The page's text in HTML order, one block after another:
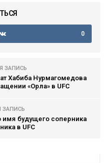
0
ЗАПИСЬ
Хабиба Нурмагомедова
«Орла» в UFC
имя будущего соперника
в UFC